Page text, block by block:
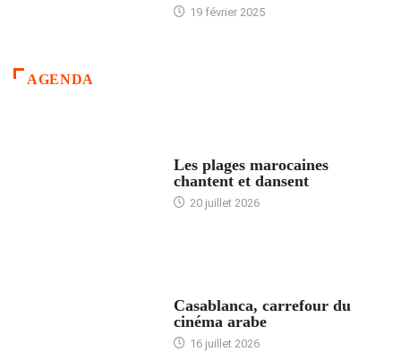
19 février 2025
AGENDA
Les plages marocaines
chantent et dansent
20 juillet 2026
Casablanca, carrefour du
cinéma arabe
16 juillet 2026